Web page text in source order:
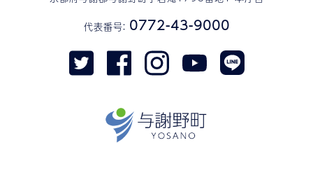
代表番号： 0772-43-9000